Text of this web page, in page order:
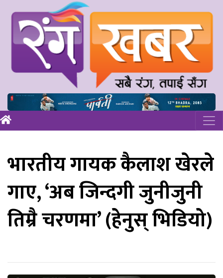
भारतीय गायक कैलाश खेरले
गाए, ‘अब जिन्दगी जुनीजुनी
तिम्रै चरणमा’ (हेनुस् भिडियो)